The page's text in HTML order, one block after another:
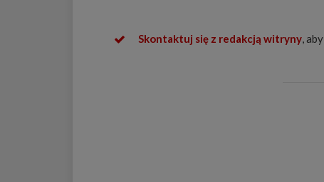
Skontaktuj się z redakcją witryny,